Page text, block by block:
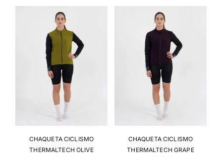
CHAQUETA CICLISMO
THERMALTECH OLIVE
CHAQUETA CICLISMO
THERMALTECH GRAPE